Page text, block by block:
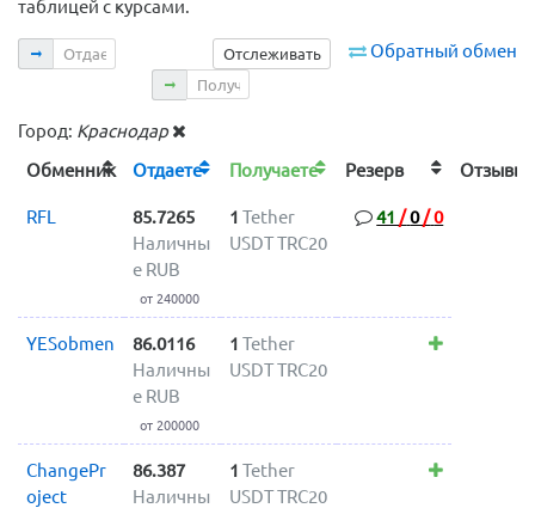
таблицей с курсами.
Обратный обмен
Отслеживать
Отдаете
Получаете
Город: Краснодар
Обменник
Отдаете Получаете Резерв
RFL
85.7265
Наличны
е RUB
от 240000
1 Tether
USDT TRC20
41 /0/0
YESobmen
86.0116
Наличны
е RUB
от 200000
1 Tether
USDT TRC20
ChangePr
oject
86.387
Наличны
1 Tether
USDT TRC20